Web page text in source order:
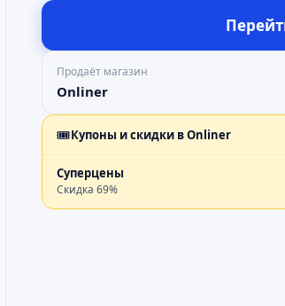
Продаёт магазин
Onliner
🎟️Купоны и скидки вOnliner
Суперцены
Скидка 69%